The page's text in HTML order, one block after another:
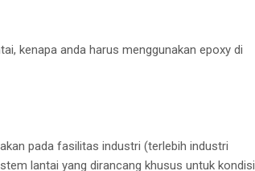
kenapa anda harus menggunakan epoxy di
pada fasilitas industri (terlebih industri
lantai yang dirancang khusus untuk kondisi